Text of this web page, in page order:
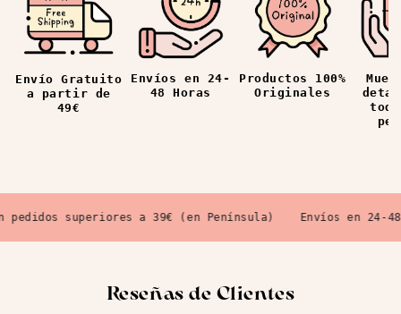
Envío Gratuito
a partir de
49€
Envíos en 24-
48 Horas
Productos 100%
Originales
pedidos superiores a 39€ (en Península) Envíos en 24-48
Reseñas de Clientes